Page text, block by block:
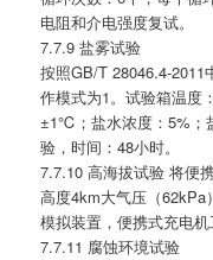
电阻和介电强度复试。
7.7.9 盐雾试验
按照GB/T 28046.4-
作模式为1。试验箱温度
±1℃；盐水浓度：5%；
验，时间：48小时。
7.7.10 高海拔试验 将便
高度4km大气压（62kPa
模拟装置，便携式充电机
7.7.11 腐蚀环境试验